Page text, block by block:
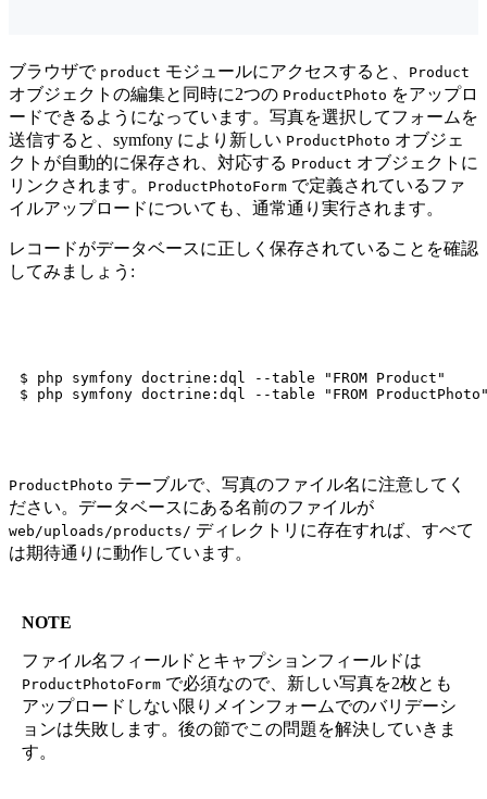
ブラウザで product モジュールにアクセスすると、 Product
オブジェクトの編集と同時に2つの ProductPhoto をアップロ
ードできるようになっています。写真を選択してフォームを
送信すると、symfony により新しい ProductPhoto オブジェ
クトが自動的に保存され、対応する Product オブジェクトに
リンクされます。
ProductPhotoForm で定義されているファ
イルアップロードについても、通常通り実行されます。
レコードがデータベースに正しく保存されていることを確認
してみましょう:
$ php symfony doctrine:dql --table "FROM Product"
ProductPhoto テーブルで、写真のファイル名に注意してく
ださい。データベースにある名前のファイルが
web/uploads/products/ ディレクトリに存在すれば、すべて
は期待通りに動作しています。
NOTE
ファイル名フィールドとキャプションフィールドは
ProductPhotoForm で必須なので、新しい写真を2枚とも
アップロードしない限りメインフォームでのバリデーシ
ョンは失敗します。後の節でこの問題を解決していきま
す。